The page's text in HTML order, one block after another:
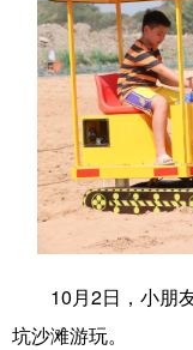
科技
文化
访谈
法律
食品
10月2日，小朋友
坑沙滩游玩。